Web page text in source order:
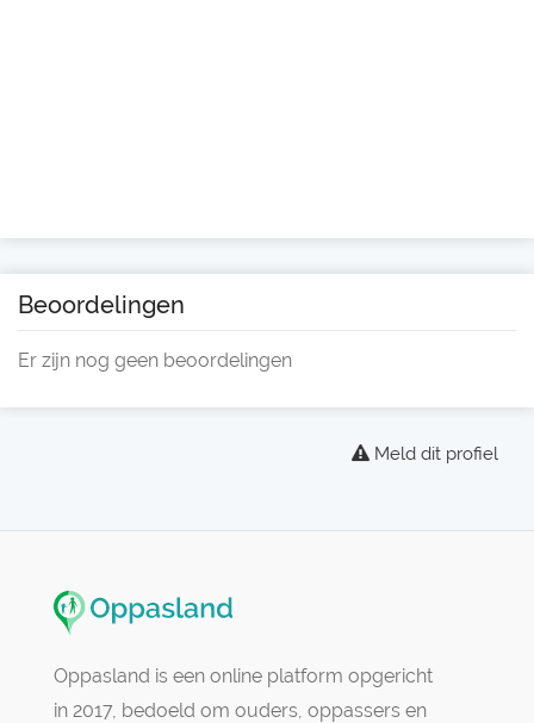
Beoordelingen
Er zijn nog geen beoordelingen
Meld dit profiel
Oppasland is een online platform opgericht
in 2017, bedoeld om ouders, oppassers en